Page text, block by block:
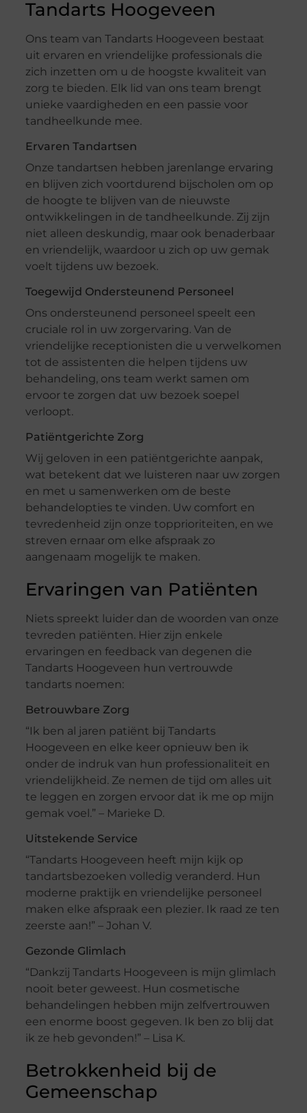
Tandarts Hoogeveen
Ons team van Tandarts Hoogeveen bestaat
uit ervaren en vriendelijke professionals die
zich inzetten om u de hoogste kwaliteit van
zorg te bieden. Elk lid van ons team brengt
unieke vaardigheden en een passie voor
tandheelkunde mee.
Ervaren Tandartsen
Onze tandartsen hebben jarenlange ervaring
en blijven zich voortdurend bijscholen om op
de hoogte te blijven van de nieuwste
ontwikkelingen in de tandheelkunde. Zij zijn
niet alleen deskundig, maar ook benaderbaar
en vriendelijk, waardoor u zich op uw gemak
voelt tijdens uw bezoek.
Toegewijd Ondersteunend Personeel
Ons ondersteunend personeel speelt een
cruciale rol in uw zorgervaring. Van de
vriendelijke receptionisten die u verwelkomen
tot de assistenten die helpen tijdens uw
behandeling, ons team werkt samen om
ervoor te zorgen dat uw bezoek soepel
verloopt.
Patiëntgerichte Zorg
Wij geloven in een patiëntgerichte aanpak,
wat betekent dat we luisteren naar uw zorgen
en met u samenwerken om de beste
behandelopties te vinden. Uw comfort en
tevredenheid zijn onze topprioriteiten, en we
streven ernaar om elke afspraak zo
aangenaam mogelijk te maken.
Ervaringen van Patiënten
Niets spreekt luider dan de woorden van onze
tevreden patiënten. Hier zijn enkele
ervaringen en feedback van degenen die
Tandarts Hoogeveen hun vertrouwde
tandarts noemen:
Betrouwbare Zorg
“Ik ben al jaren patiënt bij Tandarts
Hoogeveen en elke keer opnieuw ben ik
onder de indruk van hun professionaliteit en
vriendelijkheid. Ze nemen de tijd om alles uit
te leggen en zorgen ervoor dat ik me op mijn
gemak voel.” – Marieke D.
Uitstekende Service
“Tandarts Hoogeveen heeft mijn kijk op
tandartsbezoeken volledig veranderd. Hun
moderne praktijk en vriendelijke personeel
maken elke afspraak een plezier. Ik raad ze ten
zeerste aan!” – Johan V.
Gezonde Glimlach
“Dankzij Tandarts Hoogeveen is mijn glimlach
nooit beter geweest. Hun cosmetische
behandelingen hebben mijn zelfvertrouwen
een enorme boost gegeven. Ik ben zo blij dat
ik ze heb gevonden!” – Lisa K.
Betrokkenheid bij de
Gemeenschap